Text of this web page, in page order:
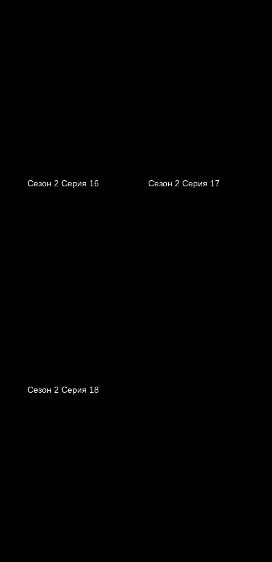
Сезон 2 Серия 16 Сезон 2 Серия 17
Сезон 2 Серия 18